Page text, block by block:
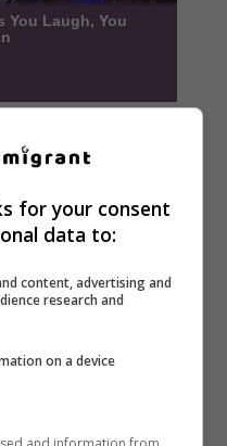
for your consent
data to:
content, advertising and
research and
on a device